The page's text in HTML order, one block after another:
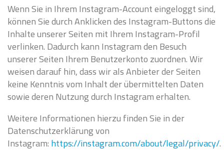
Wenn Sie in Ihrem Instagram-Account eingeloggt sind,
können Sie durch Anklicken des Instagram-Buttons die
Inhalte unserer Seiten mit Ihrem Instagram-Profil
verlinken. Dadurch kann Instagram den Besuch
unserer Seiten Ihrem Benutzerkonto zuordnen. Wir
weisen darauf hin, dass wir als Anbieter der Seiten
keine Kenntnis vom Inhalt der übermittelten Daten
sowie deren Nutzung durch Instagram erhalten.
Weitere Informationen hierzu finden Sie in der
Datenschutzerklärung von
Instagram:https://instagram.com/about/legal/privacy/.